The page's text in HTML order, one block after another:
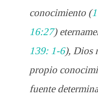
conocimiento (
16:27)
139: 1-6), Dios
propio
fuente